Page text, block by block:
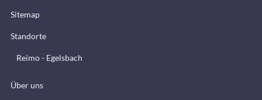
Sitemap
Standorte
Reimo - Egelsbach
Über uns